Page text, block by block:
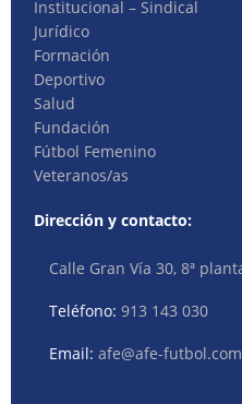
Institucional – Sindical
Jurídico
Formación
Deportivo
Salud
Fundación
Fútbol Femenino
Veteranos/as
Dirección y contacto:
Calle Gran Vía 30, 8ª
Teléfono:913 143 030
Email:afe@afe-futbol.com